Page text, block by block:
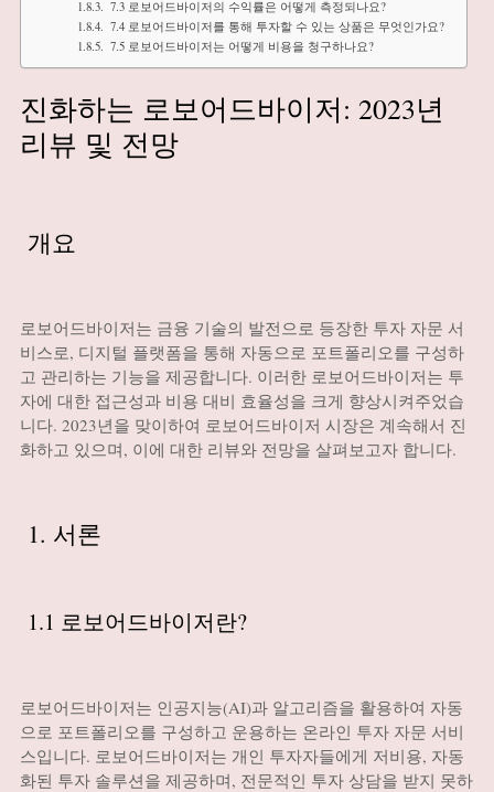
7.3 로보어드바이저의 수익률은 어떻게 측정되나요?
7.4 로보어드바이저를 통해 투자할 수 있는 상품은 무엇인가요?
7.5 로보어드바이저는 어떻게 비용을 청구하나요?
진화하는 로보어드바이저: 2023년
리뷰 및 전망
개요
로보어드바이저는 금융 기술의 발전으로 등장한 투자 자문 서
비스로, 디지털 플랫폼을 통해 자동으로 포트폴리오를 구성하
고 관리하는 기능을 제공합니다. 이러한 로보어드바이저는 투
자에 대한 접근성과 비용 대비 효율성을 크게 향상시켜주었습
니다. 2023년을 맞이하여 로보어드바이저 시장은 계속해서 진
화하고 있으며, 이에 대한 리뷰와 전망을 살펴보고자 합니다.
1. 서론
1.1 로보어드바이저란?
로보어드바이저는 인공지능(AI)과 알고리즘을 활용하여 자동
으로 포트폴리오를 구성하고 운용하는 온라인 투자 자문 서비
스입니다. 로보어드바이저는 개인 투자자들에게 저비용, 자동
화된 투자 솔루션을 제공하며, 전문적인 투자 상담을 받지 못하